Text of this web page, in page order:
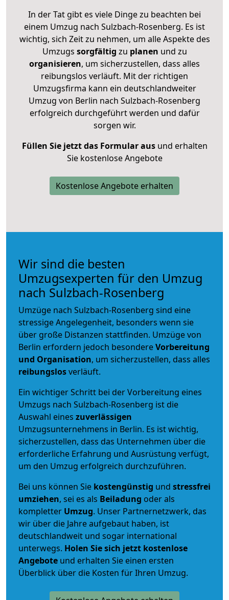
In der Tat gibt es viele Dinge zu beachten bei
einem Umzug nach Sulzbach-Rosenberg. Es ist
wichtig, sich Zeit zu nehmen, um alle Aspekte des
Umzugs sorgfältig zu planen und zu
organisieren, um sicherzustellen, dass alles
reibungslos verläuft. Mit der richtigen
Umzugsfirma kann ein deutschlandweiter
Umzug von Berlin nach Sulzbach-Rosenberg
erfolgreich durchgeführt werden und dafür
sorgen wir.
Füllen Sie jetzt das Formular ausund erhalten
Sie kostenlose Angebote
Kostenlose Angebote erhalten
Wir sind die besten
Umzugsexperten für den Umzug
nach Sulzbach-Rosenberg
Umzüge nach Sulzbach-Rosenberg sind eine
stressige Angelegenheit, besonders wenn sie
über große Distanzen stattfinden. Umzüge von
Berlin erfordern jedoch besondereVorbereitung
und Organisation, um sicherzustellen, dass alles
reibungslosverläuft.
Ein wichtiger Schritt bei der Vorbereitung eines
Umzugs nach Sulzbach-Rosenberg ist die
Auswahl eines zuverlässigen
Umzugsunternehmens in Berlin. Es ist wichtig,
sicherzustellen, dass das Unternehmen über die
erforderliche Erfahrung und Ausrüstung verfügt,
um den Umzug erfolgreich durchzuführen.
Bei uns können Sie kostengünstig und stressfrei
umziehen, sei es als Beiladung oder als
kompletter Umzug. Unser Partnernetzwerk, das
wir über die Jahre aufgebaut haben, ist
deutschlandweit und sogar international
unterwegs. Holen Sie sich jetzt kostenlose
Angebote und erhalten Sie einen ersten
Überblick über die Kosten für Ihren Umzug.